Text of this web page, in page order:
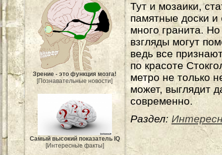
Зрение - это функция мозга!
[Познавательные новости]
Самый высокий показатель IQ
[Интересные факты]
Тут и мозаики,
памятные доски и
много гранита.
взгляды могут
ведь все
по красоте
метро не только
может, выглядит
современно.
Раздел: